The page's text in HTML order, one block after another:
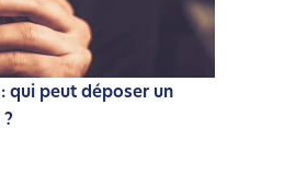
qui peut déposer un